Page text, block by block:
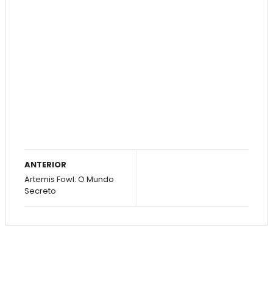
ANTERIOR
Artemis Fowl: O Mundo
Secreto